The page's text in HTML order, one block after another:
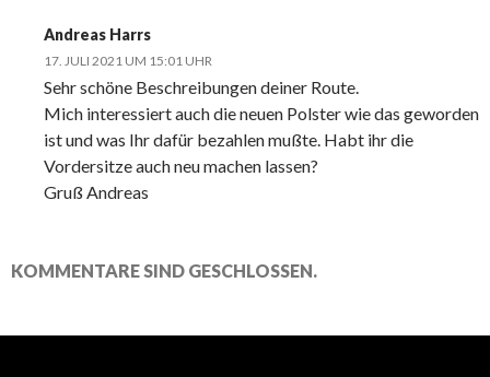
Andreas Harrs
17. JULI 2021 UM 15:01 UHR
Sehr schöne Beschreibungen deiner Route.
Mich interessiert auch die neuen Polster wie das geworden
ist und was Ihr dafür bezahlen mußte. Habt ihr die
Vordersitze auch neu machen lassen?
Gruß Andreas
KOMMENTARE SIND GESCHLOSSEN.